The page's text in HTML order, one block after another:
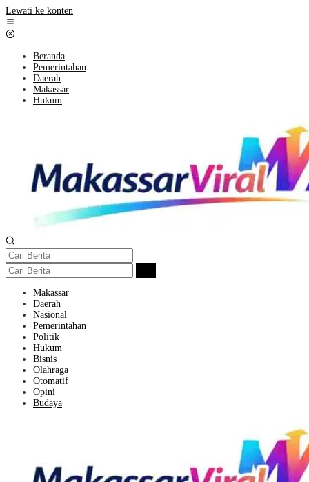
Lewati ke konten
Beranda
Pemerintahan
Daerah
Makassar
Hukum
Makassar
Daerah
Nasional
Pemerintahan
Politik
Hukum
Bisnis
Olahraga
Otomatif
Opini
Budaya